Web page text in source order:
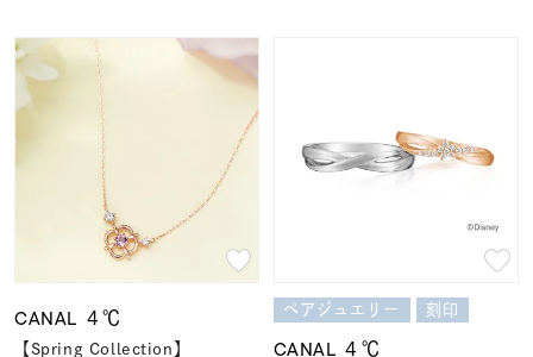
CANAL ４℃
【Spring Collection】
ペアジュエリー 刻印
CANAL ４℃